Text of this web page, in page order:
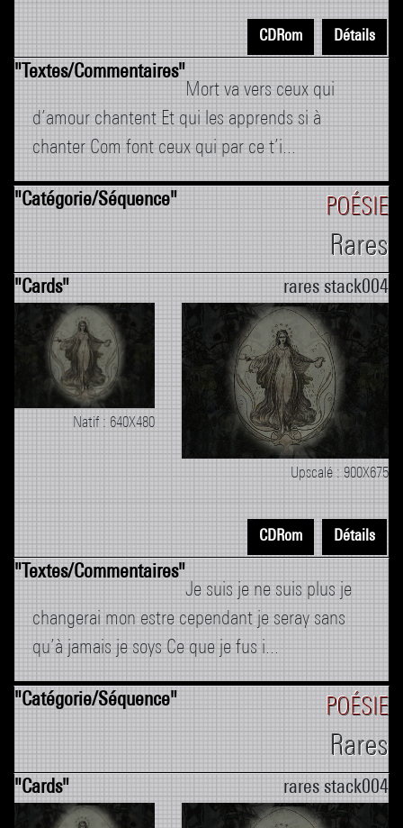
CDRom Détails
Mort va vers ceux qui
d’amour chantent Et qui les apprends si à
chanter Com font ceux qui par ce t’i...
POÉSIE
Rares
rares stack004
Natif : 640X480
Upscalé : 900X675
CDRom Détails
Je suis je ne suis plus je
changerai mon estre cependant je seray sans
qu’à jamais je soys Ce que je fus i...
POÉSIE
Rares
rares stack004